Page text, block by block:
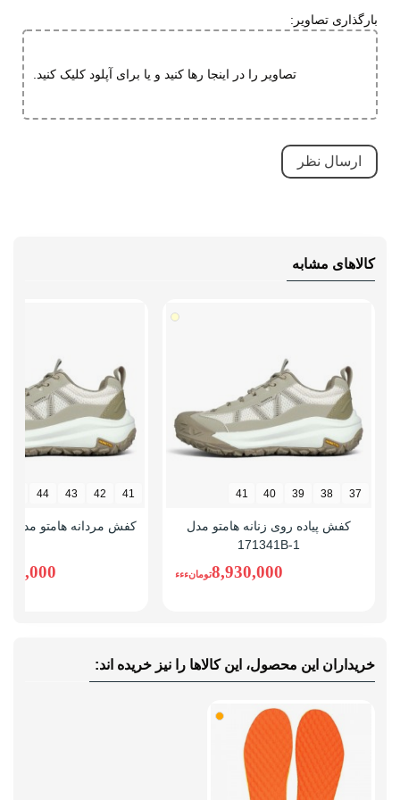
دارای پد محافظ
نوع ساق
بارگذاری تصاویر:
تصاویر را در اینجا رها کنید و یا برای آپلود کلیک کنید.
کالاهای مشابه
37
38
39
40
41
کفش پیاده روی زنانه هامتو مدل
171341B-1
8,930,000تومانءءء
41
42
43
44
کفش مردانه هامتو مدل 171341A-1
خریداران این محصول، این کالاها را نیز خریده اند: